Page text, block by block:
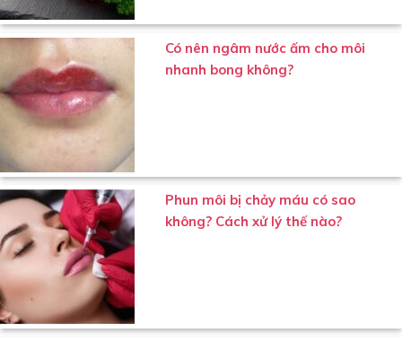
Có nên ngâm nước ấm cho môi
nhanh bong không?
Phun môi bị chảy máu có sao
không? Cách xử lý thế nào?